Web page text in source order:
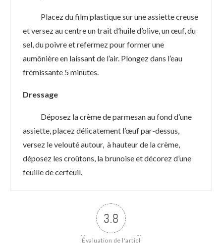
Placez du film plastique sur une assiette creuse
et versez au centre un trait d’huile d’olive, un œuf, du
sel, du poivre et refermez pour former une
aumônière en laissant de l’air. Plongez dans l’eau
frémissante 5 minutes.
Dressage
Déposez la crème de parmesan au fond d’une
assiette, placez délicatement l’œuf par-dessus,
versez le velouté autour, à hauteur de la crème,
déposez les croûtons, la brunoise et décorez d’une
feuille de cerfeuil.
3.8
Évaluation de l'articl